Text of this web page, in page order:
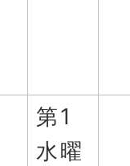
第1
水曜